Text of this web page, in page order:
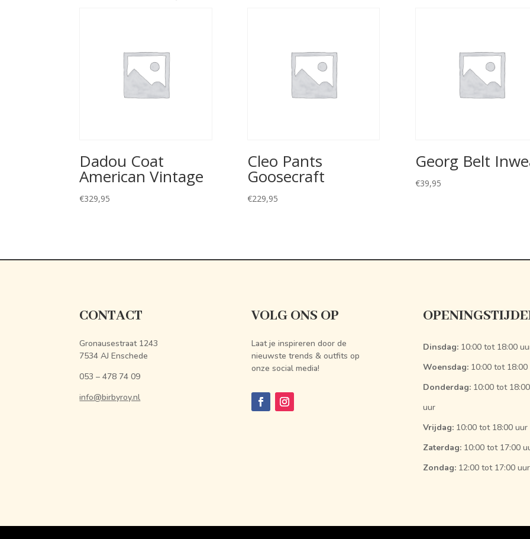
Dadou Coat
American Vintage
€329,95
Cleo Pants
Goosecraft
€229,95
Georg Belt
€39,95
CONTACT
Gronausestraat 1243
7534 AJ Enschede
053 – 478 74 09
info@birbyroy.nl
VOLG ONS OP
Laat je inspireren door de
nieuwste trends & outfits op
onze social media!
Dinsdag:10:00 tot 18:00
Woensdag:10:00 tot 18:00
Donderdag:10:00 tot 18:00
uur
Vrijdag:10:00 tot 18:00 uur
Zaterdag:10:00 tot 17:00
Zondag:12:00 tot 17:00 uur